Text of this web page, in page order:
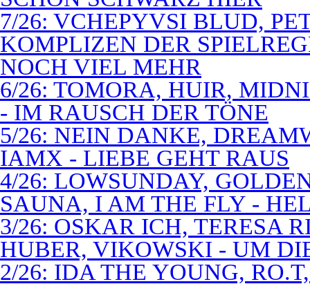
7/26: VCHEPYVSI BLUD,
KOMPLIZEN DER
NOCH VIEL MEHR
6/26: TOMORA, HUIR,
- IM RAUSCH DER TÖNE
5/26: NEIN DANKE,
IAMX - LIEBE GEHT RAUS
4/26: LOWSUNDAY,
SAUNA, I AM THE FLY -
3/26: OSKAR ICH, TERESA
HUBER, VIKOWSKI - UM
2/26: IDA THE YOUNG,